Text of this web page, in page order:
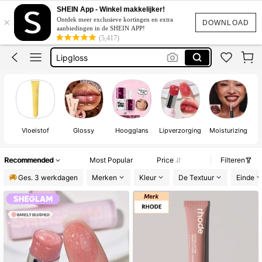
DOWNLOAD
×
SHEIN App - Winkel makkelijker!
Ontdek meer exclusieve kortingen en extra
aanbiedingen in de SHEIN APP!
(5,417)
Rhode
Rare Beauty
Lip Gloss
Lipgloss
Rhode
Vloeistof Glossy Hoogglans Lipverzorging Moisturizing
Recommended Most Popular Price
Filteren
Ges. 3 werkdagen
Merken Kleur De Textuur Einde